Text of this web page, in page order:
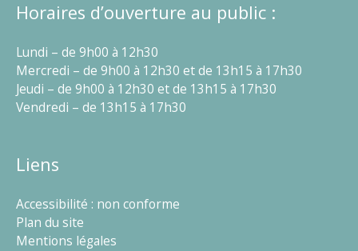
Horaires d’ouverture au public :
Lundi – de 9h00 à 12h30
Mercredi – de 9h00 à 12h30 et de 13h15 à 17h30
Jeudi – de 9h00 à 12h30 et de 13h15 à 17h30
Vendredi – de 13h15 à 17h30
Liens
Accessibilité : non conforme
Plan du site
Mentions légales